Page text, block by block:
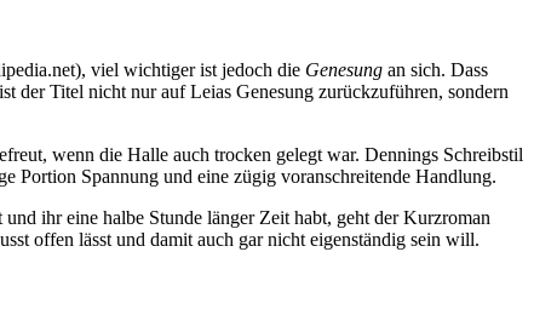
viel wichtiger ist jedoch die Genesung an sich. Dass
der Titel nicht nur auf Leias Genesung zurückzuführen, sondern
wenn die Halle auch trocken gelegt war. Dennings Schreibstil
Portion Spannung und eine zügig voranschreitende Handlung.
ihr eine halbe Stunde länger Zeit habt, geht der Kurzroman
offen lässt und damit auch gar nicht eigenständig sein will.